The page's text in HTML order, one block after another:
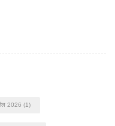
2026 (1)